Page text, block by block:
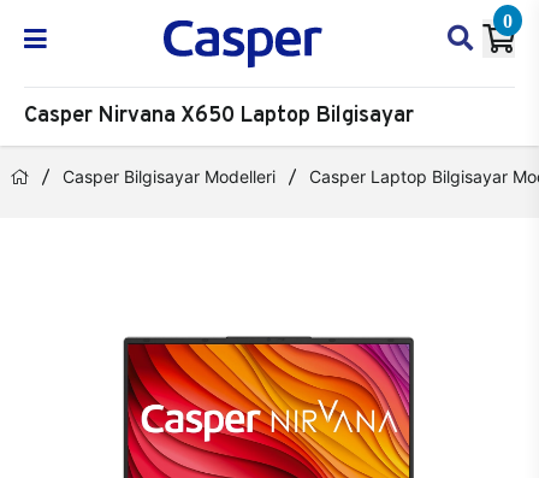
0
Casper Nirvana X650 Laptop Bilgisayar
Casper Bilgisayar Modelleri Casper Laptop Bilgisayar